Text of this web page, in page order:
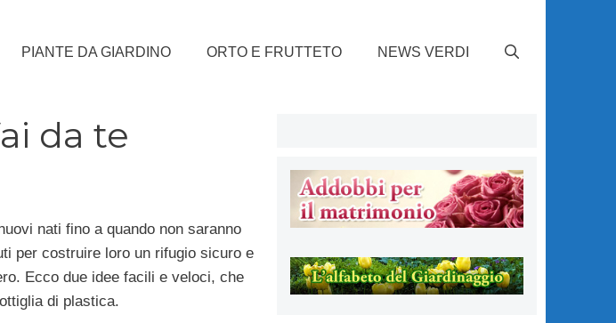
PIANTE DA GIARDINO ORTO E FRUTTETO NEWS VERDI
da te
nati fino a quando non saranno
per costruire loro un rifugio sicuro e
Ecco due idee facili e veloci, che
di plastica.